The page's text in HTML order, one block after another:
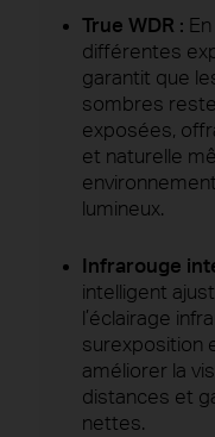
True WDR :
différentes
garantit que
sombres
exposées,
et naturelle
lumineux.
Infrarouge
intelligent
l’éclairage
surexposition
améliorer la
distances et
nettes.